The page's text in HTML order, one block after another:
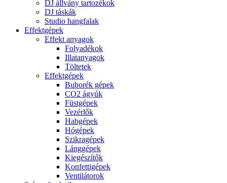
DJ állvány tartozékok
DJ táskák
Studio hangfalak
Effektgépek
Effekt anyagok
Folyadékok
Illatanyagok
Töltetek
Effektgépek
Buborék gépek
CO2 ágyúk
Füstgépek
Vezérlők
Habgépek
Hógépek
Szikragépek
Lánggépek
Kiegészítők
Konfettigépek
Ventilátorok